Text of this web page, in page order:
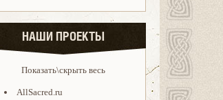
НАШИ ПРОЕКТЫ
Показать\скрыть весь
AllSacred.ru